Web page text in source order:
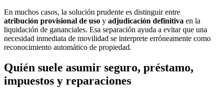
En muchos casos, la solución prudente es distinguir entre
atribución provisional de uso y adjudicación definitiva en la
liquidación de gananciales. Esa separación ayuda a evitar que una
necesidad inmediata de movilidad se interprete erróneamente como
reconocimiento automático de propiedad.
Quién suele asumir seguro, préstamo,
impuestos y reparaciones